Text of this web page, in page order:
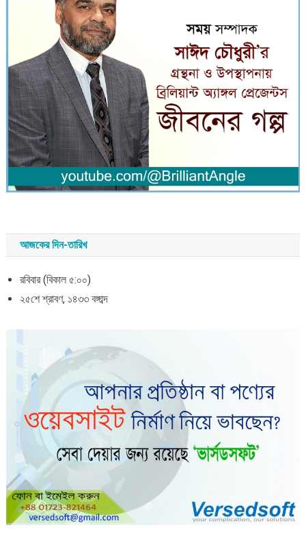
আজকের দিন-তারিখ
রবিবার (বিকাল ৫:০০)
২৫শে শ্রাবণ, ১৪৩৩ বঙ্গাব্দ